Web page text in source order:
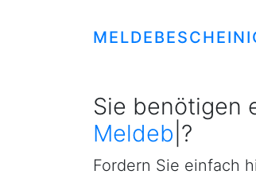
Sie benötigen
Meldebeschein
Fordern Sie einfach